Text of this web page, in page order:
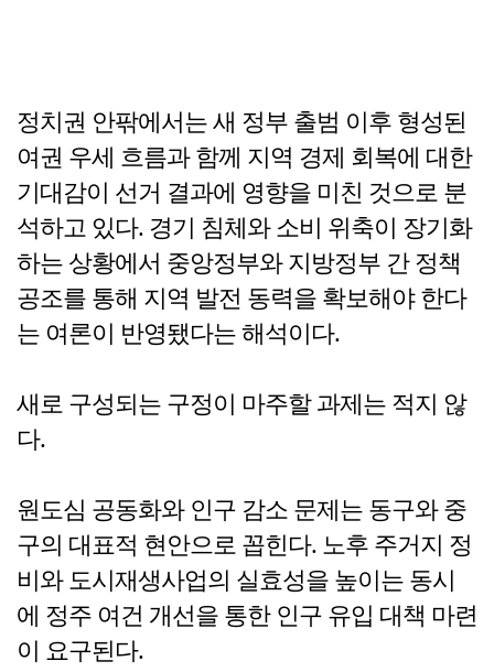
정치권 안팎에서는 새 정부 출범 이후 형성된
여권 우세 흐름과 함께 지역 경제 회복에 대한
기대감이 선거 결과에 영향을 미친 것으로 분
석하고 있다. 경기 침체와 소비 위축이 장기화
하는 상황에서 중앙정부와 지방정부 간 정책
공조를 통해 지역 발전 동력을 확보해야 한다
는 여론이 반영됐다는 해석이다.
새로 구성되는 구정이 마주할 과제는 적지 않
다.
원도심 공동화와 인구 감소 문제는 동구와 중
구의 대표적 현안으로 꼽힌다. 노후 주거지 정
비와 도시재생사업의 실효성을 높이는 동시
에 정주 여건 개선을 통한 인구 유입 대책 마련
이 요구된다.